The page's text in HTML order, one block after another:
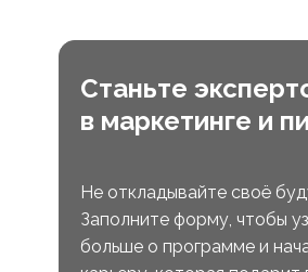
Станьте
в маркетинге и
Не откладывайте своё
Заполните форму, чтобы
больше о программе и